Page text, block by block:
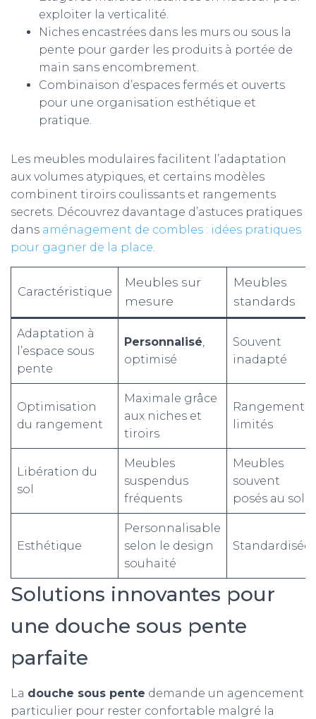
exploiter la verticalité.
Niches encastrées dans les murs ou sous la
pente pour garder les produits à portée de
main sans encombrement.
Combinaison d’espaces fermés et ouverts
pour une organisation esthétique et
pratique.
Les meubles modulaires facilitent l’adaptation
aux volumes atypiques, et certains modèles
combinent tiroirs coulissants et rangements
secrets. Découvrez davantage d’astuces pratiques
dans aménagement de combles : idées pratiques
pour gagner de la place.
Caractéristique
Meubles sur
mesure
Meubles
standards
Adaptation à
l’espace sous
pente
Personnalisé,
optimisé
Souvent
inadapté
Optimisation
du rangement
Maximale grâce
aux niches et
tiroirs
Rangements
limités
Libération du
sol
Meubles
suspendus
fréquents
Meubles
souvent
posés au sol
Esthétique
Personnalisable
selon le design
souhaité
Standardisée
Solutions innovantes pour
une douche sous pente
parfaite
La douche sous pente demande un agencement
particulier pour rester confortable malgré la